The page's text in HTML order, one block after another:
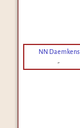
NN Daemkens
-